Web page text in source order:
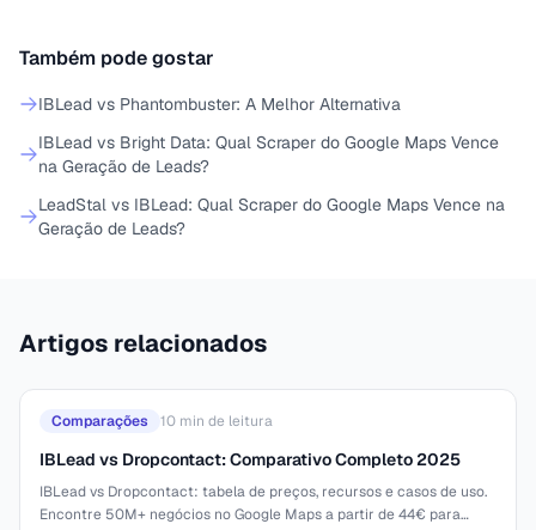
Também pode gostar
IBLead vs Phantombuster: A Melhor Alternativa
IBLead vs Bright Data: Qual Scraper do Google Maps Vence
na Geração de Leads?
LeadStal vs IBLead: Qual Scraper do Google Maps Vence na
Geração de Leads?
Artigos relacionados
Comparações 10 min de leitura
IBLead vs Dropcontact: Comparativo Completo 2025
IBLead vs Dropcontact: tabela de preços, recursos e casos de uso.
Encontre 50M+ negócios no Google Maps a partir de 44€ para